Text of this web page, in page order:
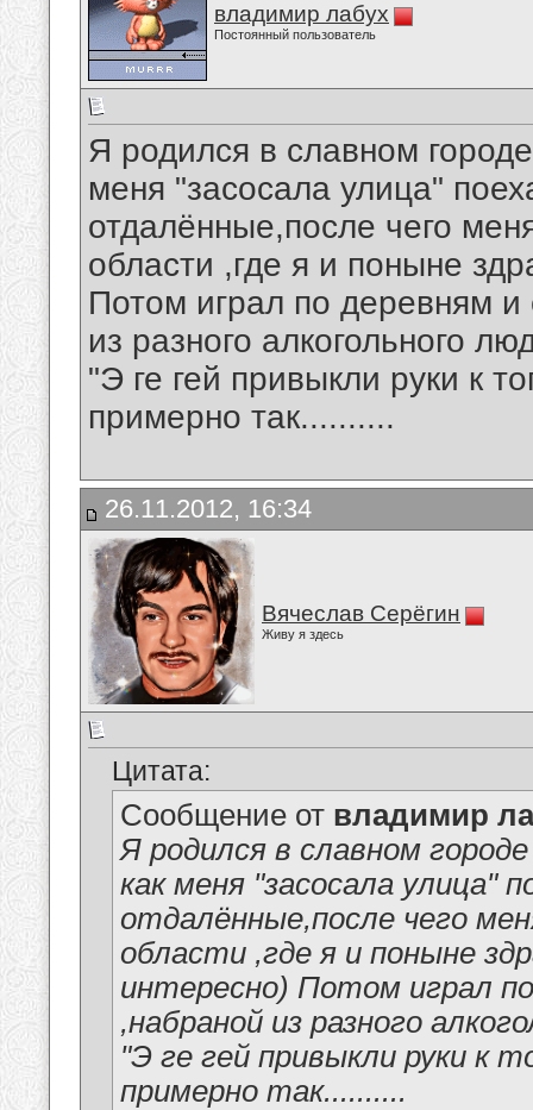
владимир лабух
Постоянный пользователь
Я родился в славном
меня "засосала улица"
отдалённые,после чего
области ,где я и поныне
Потом играл по деревням
из разного алкогольного
"Э ге гей привыкли руки к
примерно так..........
26.11.2012, 16:34
Вячеслав Серёгин
Живу я здесь
Цитата:
Сообщение от владимир
Я родился в славном
как меня "засосала улица"
отдалённые,после чего
области ,где я и поныне
интересно) Потом играл
,набраной из разного
"Э ге гей привыкли руки к
примерно так..........